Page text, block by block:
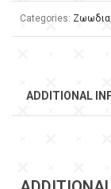
Categories: Ζωωδια,
ADDITIONAL